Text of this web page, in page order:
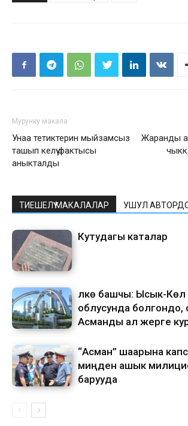
Мурунку макала
Унаа тетиктерин мыйзамсыз
ташып келүү фактысы
аныкталды
Жаранды
ТИЕШЕЛҮҮ МАКАЛАЛАР УШУЛ
Кутудагы каталар
Өлкө башчы: Ысык-Көл
облусунда болгондо,
Асманды ал жерге
“Асман” шаарына
миңден ашык
барууда